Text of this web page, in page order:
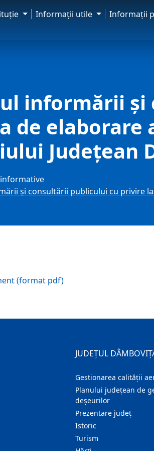
Informaţii utile Informaţii
informării
de elaborare
Județean
şi consultării publicului cu privire
(format pdf)
JUDEȚUL
Gestionarea calității
Planului județean de
deșeurilor
Prezentare judeţ
Istoric
Turism